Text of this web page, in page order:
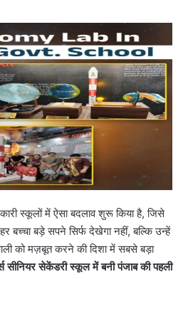
स्कूलों में ऐसा बदलाव शुरू किया है, जिसे
बच्चा बड़े सपने सिर्फ देखेगा नहीं, बल्कि उन्हें
को मज़बूत करने की दिशा में सबसे बड़ा
सीनियर सेकेंडरी स्कूल में बनी पंजाब की पहली